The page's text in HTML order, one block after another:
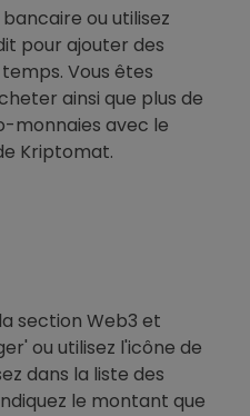
ou utilisez
pour ajouter des
Vous êtes
ainsi que plus de
monnaies avec le
Kriptomat.
section Web3 et
ou utilisez l'icône de
dans la liste des
le montant que